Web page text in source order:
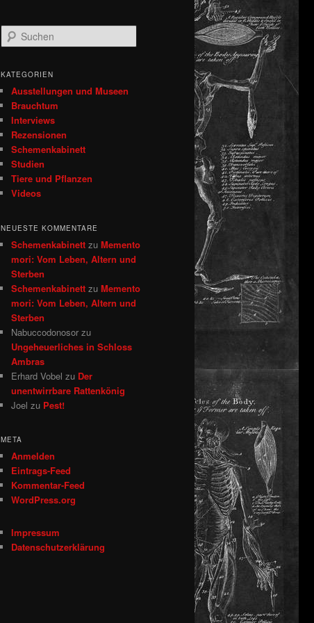
u
h
KATEGORIEN
Ausstellungen und Museen
Brauchtum
Interviews
Rezensionen
Schemenkabinett
Studien
Tiere und Pflanzen
Videos
NEUESTE KOMMENTARE
Schemenkabinett zu Memento
mori: Vom Leben, Altern und
Sterben
Schemenkabinett zu Memento
mori: Vom Leben, Altern und
Sterben
Nabuccodonosor zu
Ungeheuerliches in Schloss
Ambras
Erhard Vobel zu Der
unentwirrbare Rattenkönig
Joel zu Pest!
META
Anmelden
Eintrags-Feed
Kommentar-Feed
WordPress.org
Impressum
Datenschutzerklärung